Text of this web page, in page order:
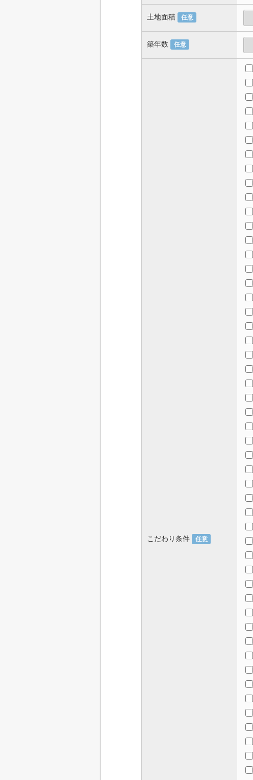
土地面積 任意
築年数 任意
こだわり条件 任意